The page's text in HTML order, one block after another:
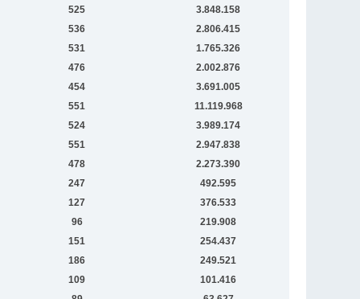
525
3.848.158
536
2.806.415
531
1.765.326
476
2.002.876
454
3.691.005
551
11.119.968
524
3.989.174
551
2.947.838
478
2.273.390
247
492.595
127
376.533
96
219.908
151
254.437
186
249.521
109
101.416